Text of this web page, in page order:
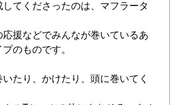
てくださったのは、マフラータ
応援などでみんなが巻いているあ
のものです。
たり、かけたり、頭に巻いてく